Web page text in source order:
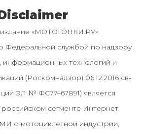
издание «МОТОГОНКИ.РУ»
Федеральной службой по надзору
информационных технологий и
(Роскомнадзор) 06.12.2016 св-
ЭЛ № ФС77–67891) является
сегменте Интернет
о мотоциклетной индустрии,